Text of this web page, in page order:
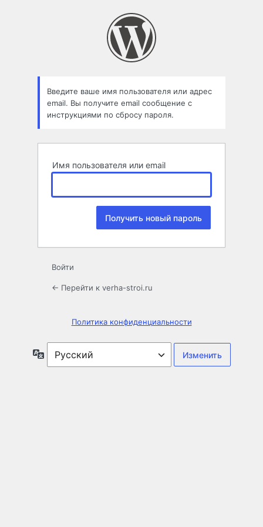
Введите ваше имя пользователя или адрес
email. Вы получите email сообщение с
инструкциями по сбросу пароля.
Имя пользователя или email
Войти
← Перейти к verha-stroi.ru
Политика конфиденциальности
Язык